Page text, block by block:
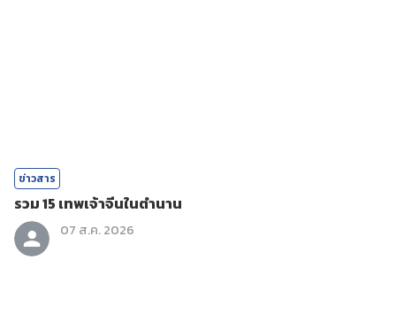
ข่าวสาร
รวม 15 เทพเจ้าจีนในตำนาน
07 ส.ค. 2026